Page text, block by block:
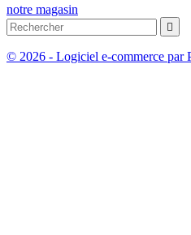
notre magasin

© 2026 - Logiciel e-commerce par